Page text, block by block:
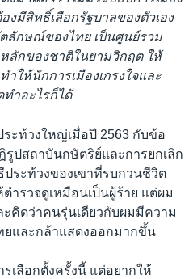
งมีสิทธิ์เลือกรัฐบาลของตัวเอง
ลักษณ์ของไทย เป็นศูนย์รวม
ลักของชาติในยามวิกฤต ให้
ให้นักการเมืองเกรงใจและ
ำอะไรก็ได้
ะท้วงใหญ่เมื่อปี 2563 กับข้อ
รูปสถาบันกษัตริย์และการยกเลิก
ระท้วงของเขาที่รบกวนชีวิต
ำรวจดูเหมือนเป็นผู้ร้าย แต่ผม
คิดว่าคนรุ่นเดียวกับผมมีความ
ยและกล้าแสดงออกมากขึ้น
เลือกตั้งครั้งนี้ แต่อยากให้